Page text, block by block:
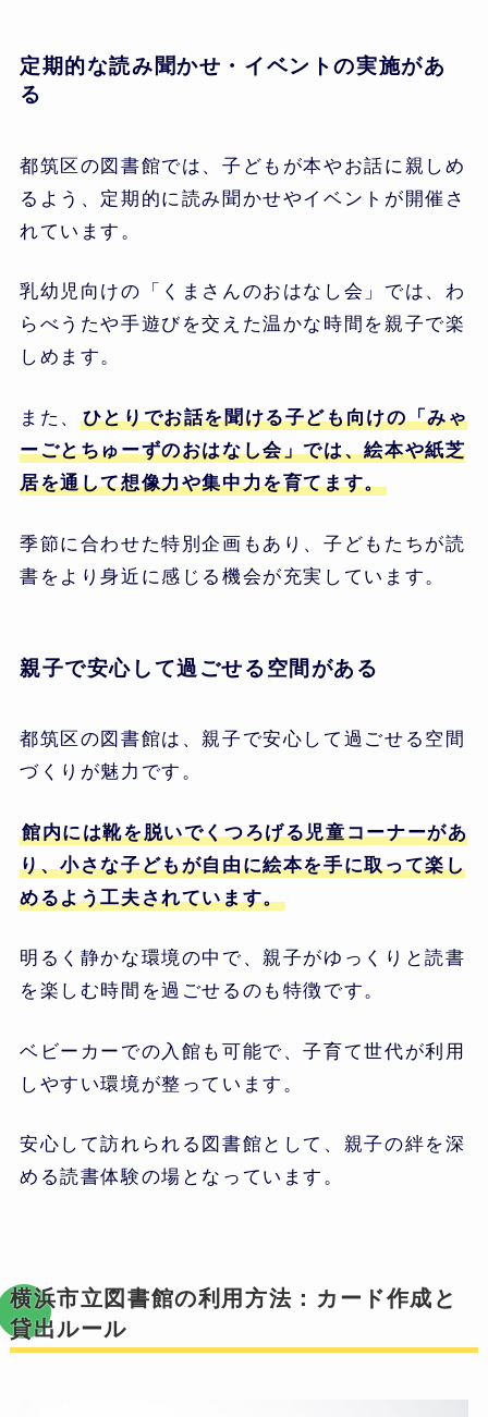
定期的な読み聞かせ・イベントの実施があ
る
都筑区の図書館では、子どもが本やお話に親しめ
るよう、定期的に読み聞かせやイベントが開催さ
れています。
乳幼児向けの「くまさんのおはなし会」では、わ
らべうたや手遊びを交えた温かな時間を親子で楽
しめます。
また、
ひとりでお話を聞ける子ども向けの「みゃ
ーごとちゅーずのおはなし会」では、絵本や紙芝
居を通して想像力や集中力を育てます。
季節に合わせた特別企画もあり、子どもたちが読
書をより身近に感じる機会が充実しています。
親子で安心して過ごせる空間がある
都筑区の図書館は、親子で安心して過ごせる空間
づくりが魅力です。
館内には靴を脱いでくつろげる児童コーナーがあ
り、小さな子どもが自由に絵本を手に取って楽し
めるよう工夫されています。
明るく静かな環境の中で、親子がゆっくりと読書
を楽しむ時間を過ごせるのも特徴です。
ベビーカーでの入館も可能で、子育て世代が利用
しやすい環境が整っています。
安心して訪れられる図書館として、親子の絆を深
める読書体験の場となっています。
横浜市立図書館の利用方法：カード作成と
貸出ルール